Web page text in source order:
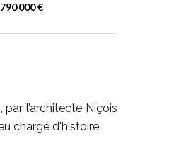
000 €
l’architecte Niçois
chargé d'histoire.